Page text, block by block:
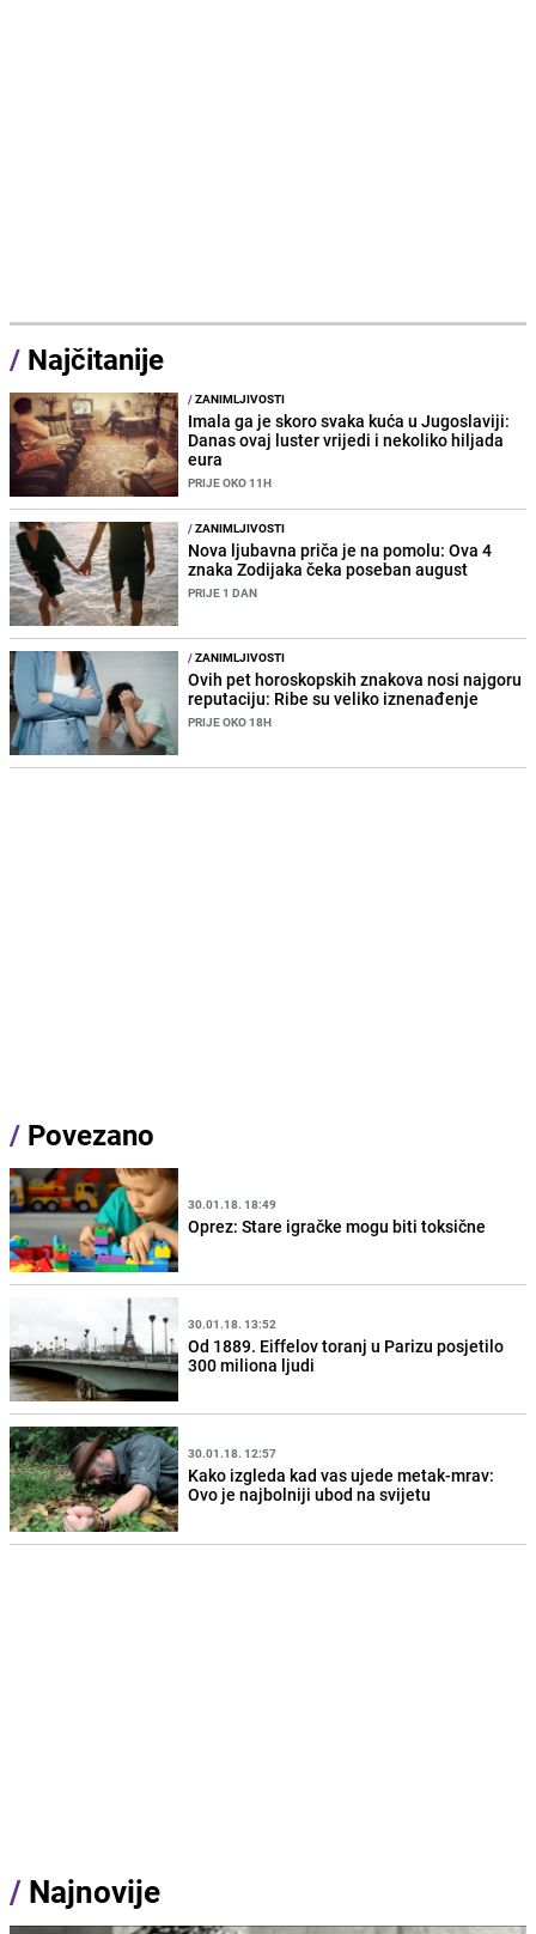
/ Najčitanije
/ZANIMLJIVOSTI
Imala ga je skoro svaka kuća u Jugoslaviji:
Danas ovaj luster vrijedi i nekoliko hiljada
eura
PRIJE OKO 11H
/ZANIMLJIVOSTI
Nova ljubavna priča je na pomolu: Ova 4
znaka Zodijaka čeka poseban august
PRIJE 1 DAN
/ZANIMLJIVOSTI
Ovih pet horoskopskih znakova nosi najgoru
reputaciju: Ribe su veliko iznenađenje
PRIJE OKO 18H
/ Povezano
30.01.18. 18:49
Oprez: Stare igračke mogu biti toksične
30.01.18. 13:52
Od 1889. Eiffelov toranj u Parizu posjetilo
300 miliona ljudi
30.01.18. 12:57
Kako izgleda kad vas ujede metak-mrav:
Ovo je najbolniji ubod na svijetu
/ Najnovije